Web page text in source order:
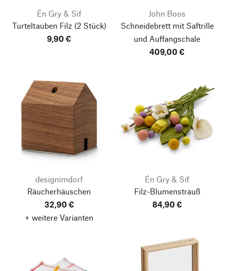
Én Gry & Sif
Turteltauben Filz (2 Stück)
9,90 €
John Boos
Schneidebrett mit Saftrille
und Auffangschale
409,00 €
designimdorf
Räucherhäuschen
32,90 €
+ weitere Varianten
Én Gry & Sif
Filz-Blumenstrauß
84,90 €